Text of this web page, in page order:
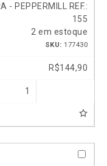
- PEPPERMILL REF.:
155
2 em estoque
SKU: 177430
R$144,90
1